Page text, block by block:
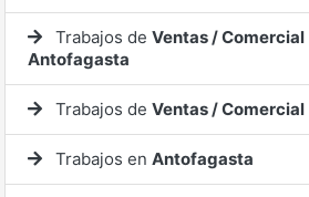
Trabajos de Ventas / Comercial
Antofagasta
Trabajos de Ventas / Comercial
Trabajos en Antofagasta